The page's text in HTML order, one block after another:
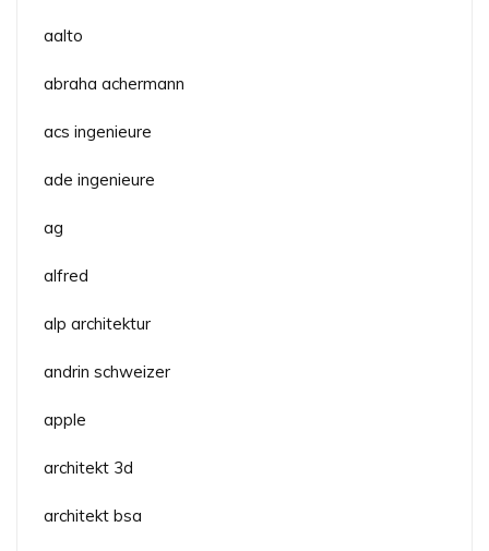
aalto
abraha achermann
acs ingenieure
ade ingenieure
ag
alfred
alp architektur
andrin schweizer
apple
architekt 3d
architekt bsa